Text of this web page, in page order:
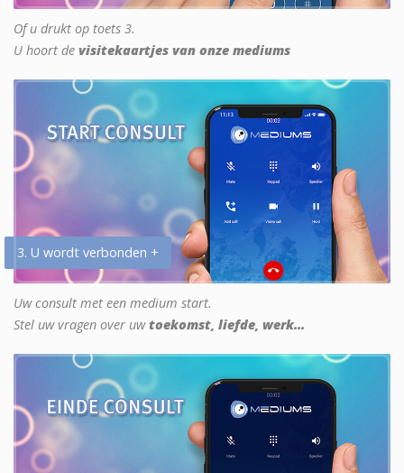
Of u drukt op toets 3.
U hoort de visitekaartjes van onze mediums
3. U wordt verbonden +
Uw consult met een medium start.
Stel uw vragen over uwtoekomst, liefde, werk...